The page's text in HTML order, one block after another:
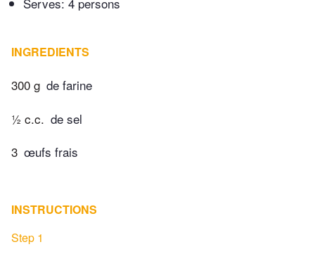
INGREDIENTS
300 g de farine
½ c.c. de sel
3 œufs frais
INSTRUCTIONS
Step 1